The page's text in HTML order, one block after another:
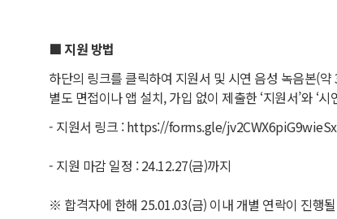
■ 지원 방법
하단의 링크를 클릭하여 지원서 및 시연 음성 녹음본(
별도 면접이나 앱 설치, 가입 없이 제출한 ‘지원서’와 ‘
- 지원서 링크 : https://forms.gle/
- 지원 마감 일정 : 24.12.27(금)까지
※ 합격자에 한해 25.01.03(금) 이내 개별 연락이 진행